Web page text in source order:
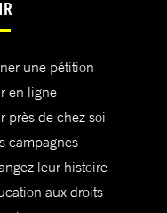
une pétition
en ligne
près de chez soi
campagnes
leur histoire
aux droits